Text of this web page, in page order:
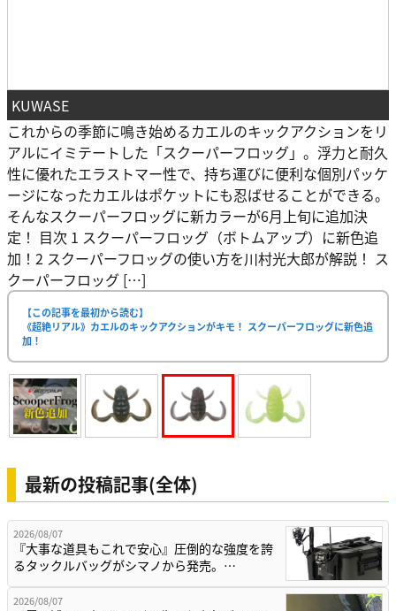
KUWASE
これからの季節に鳴き始めるカエルのキックアクションをリ
アルにイミテートした「スクーパーフロッグ」。浮力と耐久
性に優れたエラストマー性で、持ち運びに便利な個別パッケ
ージになったカエルはポケットにも忍ばせることができる。
そんなスクーパーフロッグに新カラーが6月上旬に追加決
定！ 目次 1 スクーパーフロッグ（ボトムアップ）に新色追
加！2 スクーパーフロッグの使い方を川村光大郎が解説！ ス
クーパーフロッグ […]
【この記事を最初から読む】
《超絶リアル》カエルのキックアクションがキモ！ スクーパーフロッグに新色追
加！
最新の投稿記事(全体)
2026/08/07
『大事な道具もこれで安心』圧倒的な強度を誇
るタックルバッグがシマノから発売。…
2026/08/07